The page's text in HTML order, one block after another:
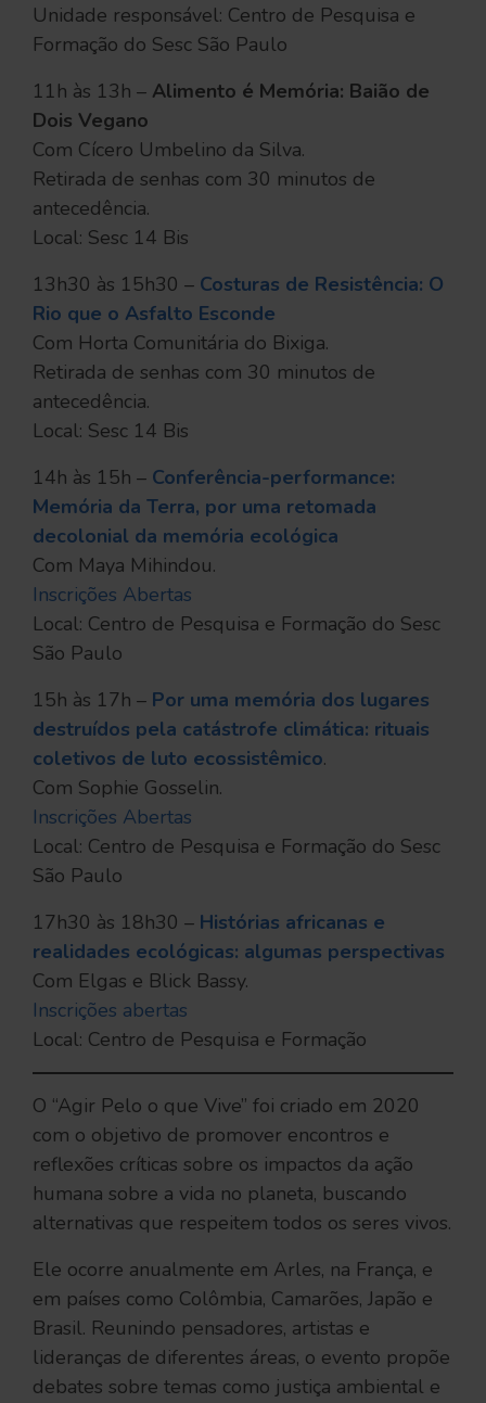
Unidade responsável: Centro de Pesquisa e
Formação do Sesc São Paulo
11h às 13h – Alimento é Memória: Baião de
Dois Vegano
Com Cícero Umbelino da Silva.
Retirada de senhas com 30 minutos de
antecedência.
Local: Sesc 14 Bis
13h30 às 15h30 – Costuras de Resistência: O
Rio que o Asfalto Esconde
Com Horta Comunitária do Bixiga.
Retirada de senhas com 30 minutos de
antecedência.
Local: Sesc 14 Bis
14h às 15h – Conferência-performance:
Memória da Terra, por uma retomada
decolonial da memória ecológica
Com Maya Mihindou.
Inscrições Abertas
Local: Centro de Pesquisa e Formação do Sesc
São Paulo
15h às 17h – Por uma memória dos lugares
destruídos pela catástrofe climática: rituais
coletivos de luto ecossistêmico.
Com Sophie Gosselin.
Inscrições Abertas
Local: Centro de Pesquisa e Formação do Sesc
São Paulo
17h30 às 18h30 – Histórias africanas e
realidades ecológicas: algumas perspectivas
Com Elgas e Blick Bassy.
Inscrições abertas
Local: Centro de Pesquisa e Formação
O “Agir Pelo o que Vive” foi criado em 2020
com o objetivo de promover encontros e
reflexões críticas sobre os impactos da ação
humana sobre a vida no planeta, buscando
alternativas que respeitem todos os seres vivos.
Ele ocorre anualmente em Arles, na França, e
em países como Colômbia, Camarões, Japão e
Brasil. Reunindo pensadores, artistas e
lideranças de diferentes áreas, o evento propõe
debates sobre temas como justiça ambiental e